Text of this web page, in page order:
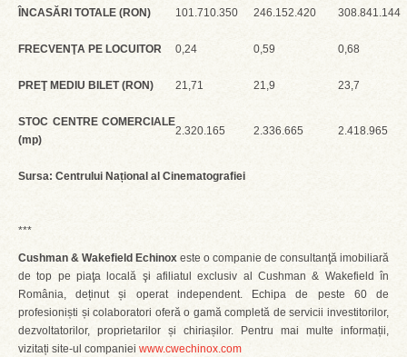
ÎNCASĂRI TOTALE (RON) 101.710.350 246.152.420 308.841.144
FRECVENŢA PE LOCUITOR 0,24 0,59 0,68
PREŢ MEDIU BILET (RON) 21,71 21,9 23,7
STOC CENTRE COMERCIALE
(mp)
2.320.165 2.336.665 2.418.965
Sursa: Centrului Național al Cinematografiei
***
Cushman & Wakefield Echinox este o companie de consultanţă imobiliară
de top pe piaţa locală şi afiliatul exclusiv al Cushman & Wakefield în
România, deținut și operat independent. Echipa de peste 60 de
profesioniști și colaboratori oferă o gamă completă de servicii investitorilor,
dezvoltatorilor, proprietarilor și chiriașilor. Pentru mai multe informații,
vizitați site-ul companiei www.cwechinox.com